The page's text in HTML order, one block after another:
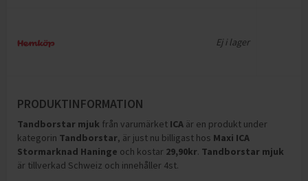
Ej i lager
PRODUKTINFORMATION
Tandborstar mjuk från varumärket ICA är en produkt under
kategorin Tandborstar, är just nu billigast hos Maxi ICA
Stormarknad Haninge och kostar 29,90kr. Tandborstar mjuk
är tillverkad Schweiz och innehåller 4st.